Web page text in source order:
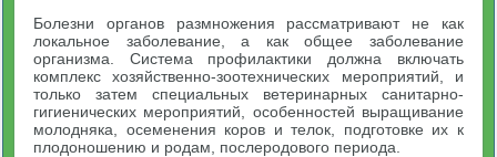
Болезни органов размножения рассматривают не как
локальное заболевание, а как общее заболевание
организма. Система профилактики должна включать
комплекс хозяйственно-зоотехнических мероприятий, и
только затем специальных ветеринарных санитарно-
гигиенических мероприятий, особенностей выращивание
молодняка, осеменения коров и телок, подготовке их к
плодоношению и родам, послеродового периода.